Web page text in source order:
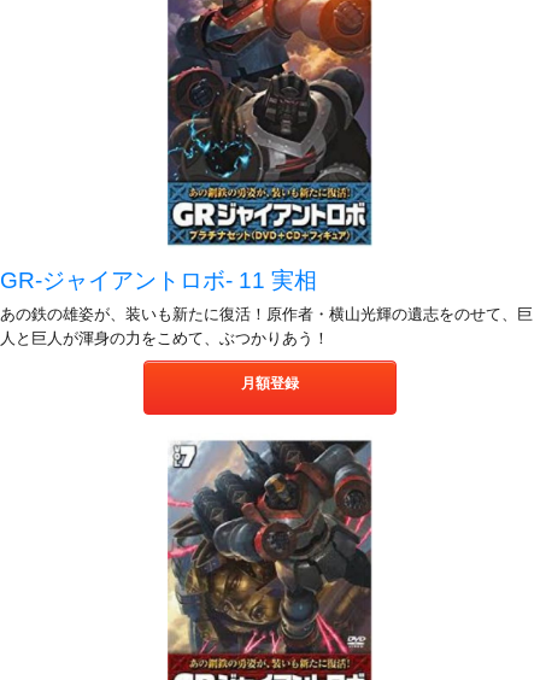
GR-ジャイアントロボ- 11 実相
あの鉄の雄姿が、装いも新たに復活！原作者・横山光輝の遺志をのせて、巨
人と巨人が渾身の力をこめて、ぶつかりあう！
月額登録